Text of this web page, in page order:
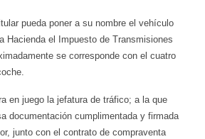
pueda poner a su nombre el vehículo
Hacienda el Impuesto de Transmisiones
se corresponde con el cuatro
en juego la jefatura de tráfico; a la que
documentación cumplimentada y firmada
junto con el contrato de compraventa